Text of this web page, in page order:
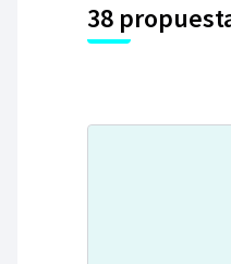
38